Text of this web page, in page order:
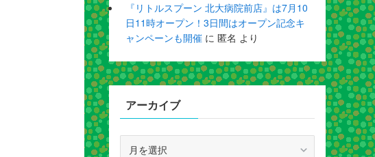
『リトルスプーン 北大病院前店』は7月10
日11時オープン！3日間はオープン記念キ
ャンペーンも開催 に 匿名 より
アーカイブ